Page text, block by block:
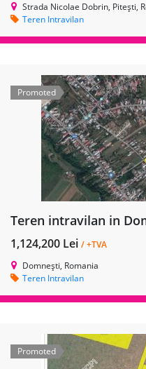
Strada Nicolae Dobrin, Pitești,
Teren Intravilan
Promoted
Teren intravilan in
1,124,200 Lei / +TVA
Domnești, Romania
Teren Intravilan
Promoted